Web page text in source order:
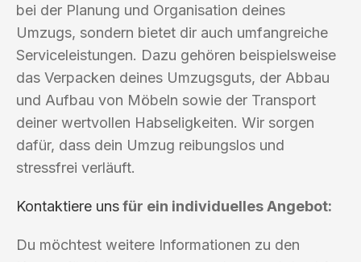
bei der Planung und Organisation deines
Umzugs, sondern bietet dir auch umfangreiche
Serviceleistungen. Dazu gehören beispielsweise
das Verpacken deines Umzugsguts, der Abbau
und Aufbau von Möbeln sowie der Transport
deiner wertvollen Habseligkeiten. Wir sorgen
dafür, dass dein Umzug reibungslos und
stressfrei verläuft.
Kontaktiere unsfür ein individuelles Angebot:
Du möchtest weitere Informationen zu den